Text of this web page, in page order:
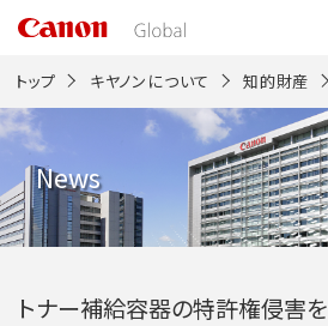
の
本
へ
移
動
し
トップ キヤノンについて 知的財産
News
トナー補給容器の特許権侵害を